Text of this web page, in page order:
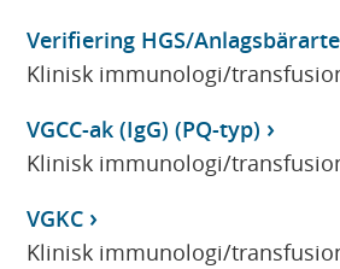
Verifiering HGS/
Klinisk immunologi/
VGCC-ak (IgG) (PQ-typ)
Klinisk immunologi/
VGKC
Klinisk immunologi/